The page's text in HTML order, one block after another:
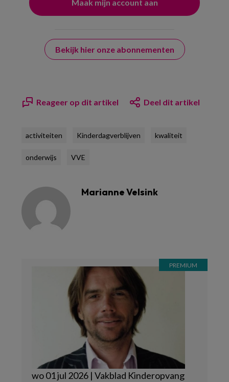
Bekijk hier onze abonnementen
Reageer op dit artikel Deel dit artikel
activiteiten Kinderdagverblijven kwaliteit
onderwijs VVE
Marianne Velsink
wo 01 jul 2026 | Vakblad Kinderopvang